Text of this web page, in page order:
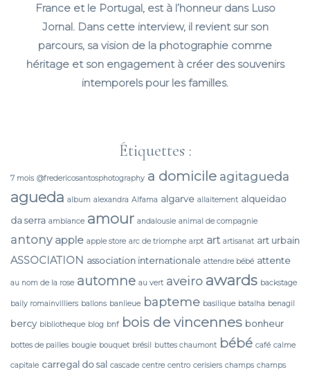
France et le Portugal, est à l’honneur dans Luso
Jornal. Dans cette interview, il revient sur son
parcours, sa vision de la photographie comme
héritage et son engagement à créer des souvenirs
intemporels pour les familles.
Étiquettes :
7 mois @fredericosantosphotography a domicile agitagueda
agueda album alexandra Alfama algarve allaitement alqueidao
da serra ambiance amour andalousie animal de compagnie
antony apple apple store arc de triomphe arpt art artisanat art urbain
ASSOCIATION association internationale attendre bébé attente
au nom de la rose automne au vert aveiro awards backstage
baily romainvilliers ballons banlieue bapteme basilique batalha benagil
bercy bibliotheque blog bnf bois de vincennes bonheur
bottes de pailles bougie bouquet brésil buttes chaumont bébé café calme
capitale carregal do sal cascade centre centro cerisiers champs champs